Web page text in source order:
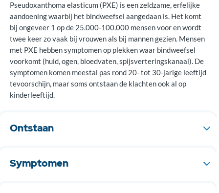
Pseudoxanthoma elasticum (PXE) is een zeldzame, erfelijke
aandoening waarbij het bindweefsel aangedaan is. Het komt
bij ongeveer 1 op de 25.000-100.000 mensen voor en wordt
twee keer zo vaak bij vrouwen als bij mannen gezien. Mensen
met PXE hebben symptomen op plekken waar bindweefsel
voorkomt (huid, ogen, bloedvaten, spijsverteringskanaal). De
symptomen komen meestal pas rond 20- tot 30-jarige leeftijd
tevoorschijn, maar soms ontstaan de klachten ook al op
kinderleeftijd.
Ontstaan
erfelijk materiaal (ABCC6 gen op chromosoom 16). Hierdoor
hoopt calcium zich op in de elastinevezels van het bindweefsel.
Symptomen